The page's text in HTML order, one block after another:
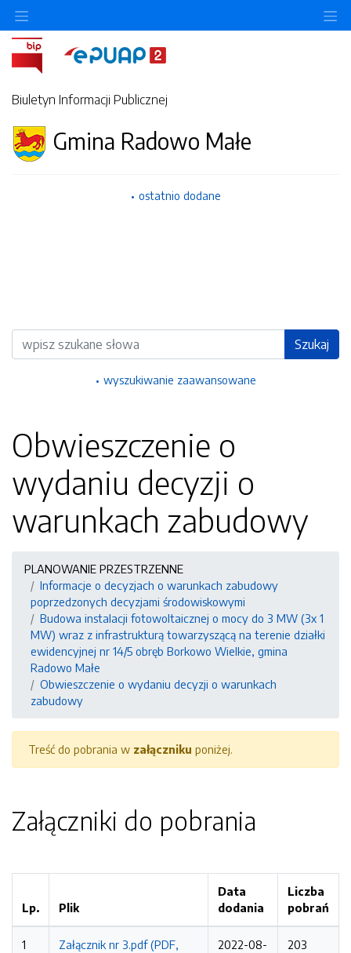
Biuletyn Informacji Publicznej
Gmina Radowo Małe
ostatnio dodane
Wyszukiwarka Szukaj
wyszukiwanie zaawansowane
Obwieszczenie o
wydaniu decyzji o
warunkach zabudowy
PLANOWANIE PRZESTRZENNE
Informacje o decyzjach o warunkach zabudowy
poprzedzonych decyzjami środowiskowymi
Budowa instalacji fotowoltaicznej o mocy do 3 MW (3x 1
MW) wraz z infrastrukturą towarzyszącą na terenie działki
ewidencyjnej nr 14/5 obręb Borkowo Wielkie, gmina
Radowo Małe
Obwieszczenie o wydaniu decyzji o warunkach
zabudowy
Treść do pobrania w załączniku poniżej.
Załączniki do pobrania
Lp. Plik
Data
dodania
Liczba
pobrań
1
Załącznik nr 3.pdf (PDF,
2022-08-
203